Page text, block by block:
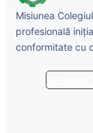
Misiunea
profesională
conformitate cu